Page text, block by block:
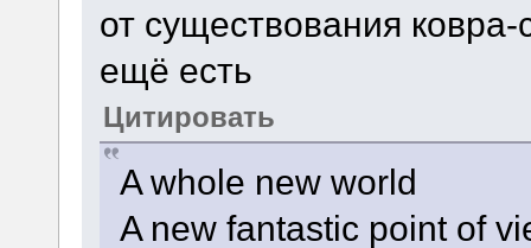
от существования
ещё есть
Цитировать
A whole new world
A new fantastic point of